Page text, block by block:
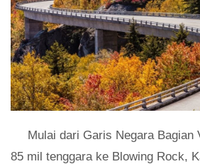
Mulai dari Garis Negara Bagian
85 mil tenggara ke Blowing Rock,